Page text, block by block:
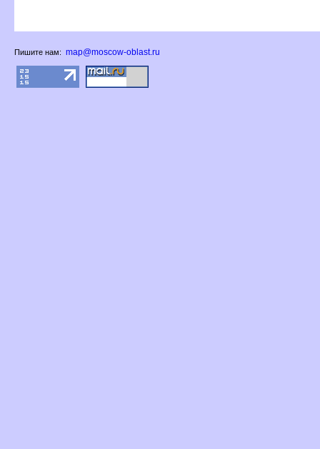
Пишите нам: map@moscow-oblast.ru